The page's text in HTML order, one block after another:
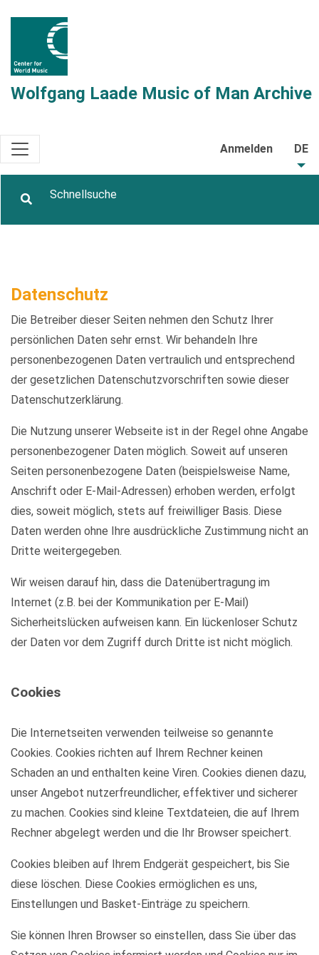
Wolfgang Laade Music of Man Archive
Anmelden DE
Datenschutz
Die Betreiber dieser Seiten nehmen den Schutz Ihrer
persönlichen Daten sehr ernst. Wir behandeln Ihre
personenbezogenen Daten vertraulich und entsprechend
der gesetzlichen Datenschutzvorschriften sowie dieser
Datenschutzerklärung.
Die Nutzung unserer Webseite ist in der Regel ohne Angabe
personenbezogener Daten möglich. Soweit auf unseren
Seiten personenbezogene Daten (beispielsweise Name,
Anschrift oder E-Mail-Adressen) erhoben werden, erfolgt
dies, soweit möglich, stets auf freiwilliger Basis. Diese
Daten werden ohne Ihre ausdrückliche Zustimmung nicht an
Dritte weitergegeben.
Wir weisen darauf hin, dass die Datenübertragung im
Internet (z.B. bei der Kommunikation per E-Mail)
Sicherheitslücken aufweisen kann. Ein lückenloser Schutz
der Daten vor dem Zugriff durch Dritte ist nicht möglich.
Cookies
Die Internetseiten verwenden teilweise so genannte
Cookies. Cookies richten auf Ihrem Rechner keinen
Schaden an und enthalten keine Viren. Cookies dienen dazu,
unser Angebot nutzerfreundlicher, effektiver und sicherer
zu machen. Cookies sind kleine Textdateien, die auf Ihrem
Rechner abgelegt werden und die Ihr Browser speichert.
Cookies bleiben auf Ihrem Endgerät gespeichert, bis Sie
diese löschen. Diese Cookies ermöglichen es uns,
Einstellungen und Basket-Einträge zu speichern.
Sie können Ihren Browser so einstellen, dass Sie über das